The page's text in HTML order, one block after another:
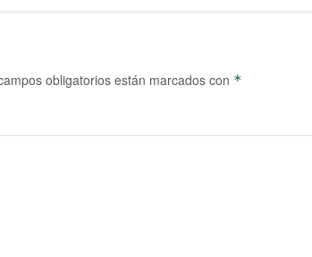
obligatorios están marcados con *